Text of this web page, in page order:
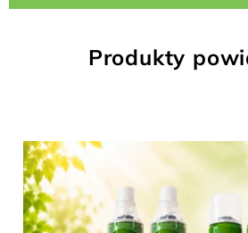
Produkty